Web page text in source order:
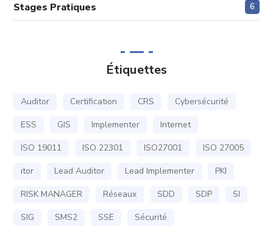
Stages Pratiques 6
Étiquettes
Auditor Certification CRS
Cybersécurité
ESS
GIS Implementer
Internet
ISO 19011
ISO 22301 ISO27001
ISO 27005
itor
Lead Auditor Lead Implementer
PKI
RISK MANAGER
Réseaux SDD SDP
SI
SIG
SMS2 SSE Sécurité